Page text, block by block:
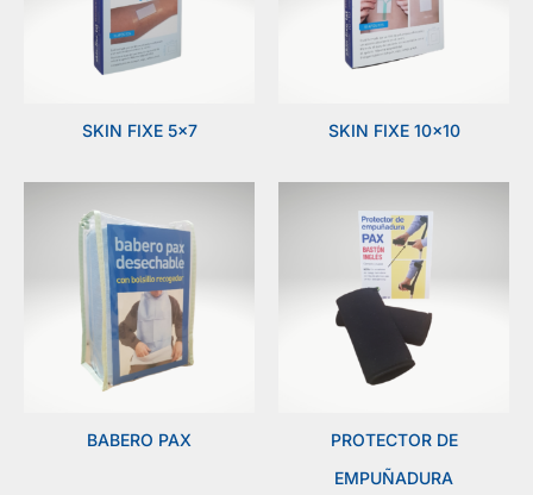
SKIN FIXE 5×7 SKIN FIXE 10×10
BABERO PAX
PROTECTOR DE
EMPUÑADURA